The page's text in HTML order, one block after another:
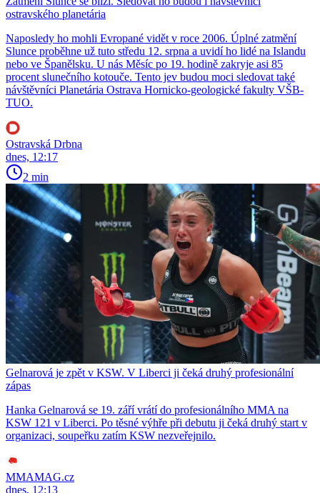
ostravského planetária
Naposledy ho mohli Evropané vidět v roce 2006. Úplné zatmění
Slunce proběhne už tuto středu 12. srpna a uvidí ho lidé na Islandu
nebo ve Španělsku. U nás Měsíc po 19. hodině zakryje asi 85
procent slunečního kotouče. Tento jev budou moci sledovat také
návštěvníci Planetária Ostrava Hornicko-geologické fakulty VŠB-
TUO.
Ostravská Drbna
dnes, 12:17
2 min
Gelnarová je zpět v KSW. V Liberci ji čeká druhý profesionální
zápas
Hanka Gelnarová se 19. září vrátí do profesionálního MMA na
KSW 121 v Liberci. Po těsné výhře při debutu ji čeká druhý start v
organizaci, soupeřku zatím KSW nezveřejnilo.
MMAMAG.cz
dnes, 12:13